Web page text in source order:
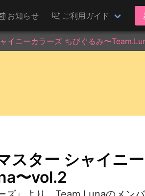
お知らせ ご利用ガイド
イニーカラーズ ちびぐるみ〜
スター シャイニ
〜vol.2